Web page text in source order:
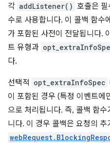
각 addListener() 호출은
수로 사용합니다. 이 콜백 함수
가 포함된 사전이 전달됩니다.
트 유형과
다.
선택적 opt_extraInfoSpec
이 포함된 경우 (특정 이벤트에
으로 처리됩니다. 즉, 콜백 함
니다. 이 경우 콜백은 요청의